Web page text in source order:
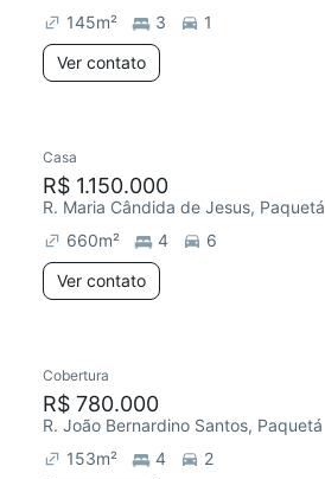
145m² 3
1
Ver contato
Casa
R$ 1.150.000
R. Maria Cândida de Jesus, Paquetá
660m² 4
6
Ver contato
Cobertura
R$ 780.000
R. João Bernardino Santos, Paquetá
153m² 4
2